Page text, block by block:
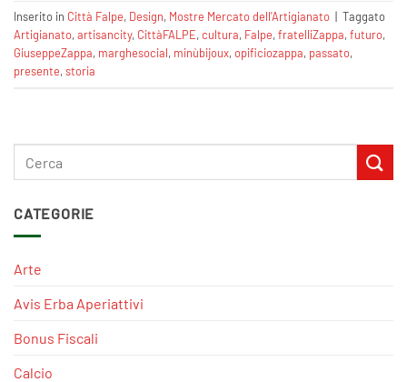
CATEGORIE
Arte
Avis Erba Aperiattivi
Bonus Fiscali
Calcio
Inserito in Città Falpe, Design, Mostre Mercato dell'Artigianato | Taggato
Artigianato,artisancity, CittàFALPE,cultura, Falpe,fratelliZappa,futuro,
GiuseppeZappa, marghesocial, minùbijoux,opificiozappa, passato,
presente,storia